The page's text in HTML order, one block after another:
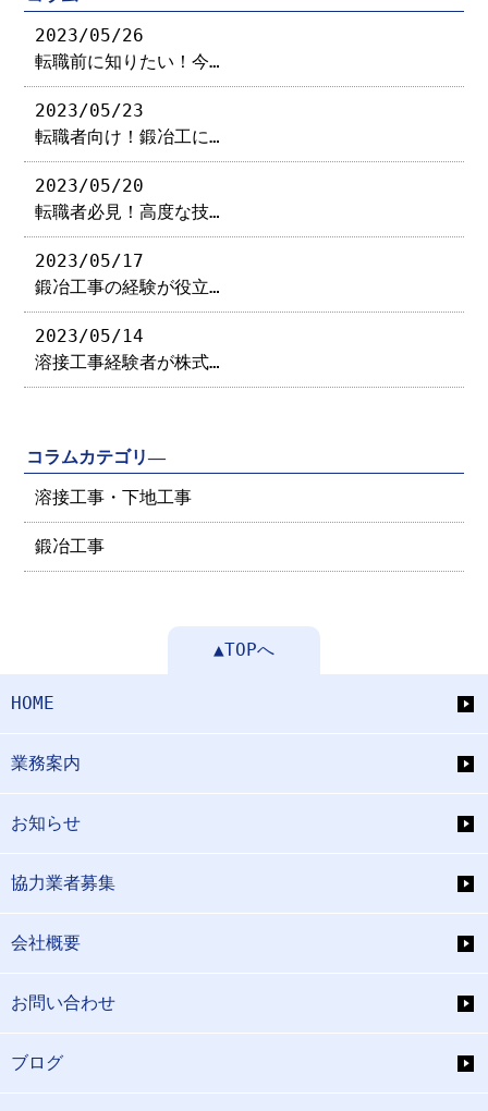
2023/05/26
転職前に知りたい！今…
2023/05/23
転職者向け！鍛冶工に…
2023/05/20
転職者必見！高度な技…
2023/05/17
鍛冶工事の経験が役立…
2023/05/14
溶接工事経験者が株式…
コラムカテゴリ―
溶接工事・下地工事
鍛冶工事
▲TOPへ
HOME
業務案内
お知らせ
協力業者募集
会社概要
お問い合わせ
ブログ